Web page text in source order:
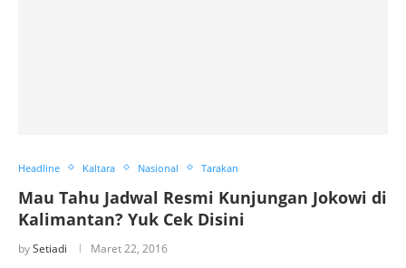
Headline Kaltara Nasional Tarakan
Mau Tahu Jadwal Resmi Kunjungan Jokowi di
Kalimantan? Yuk Cek Disini
bySetiadi Maret 22, 2016